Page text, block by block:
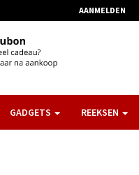
AANMELDEN
GADGETS REEKSEN